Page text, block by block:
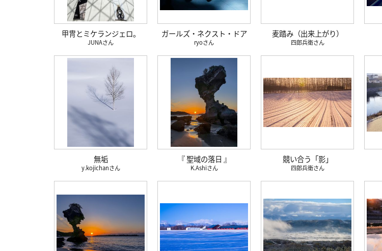
甲冑とミケランジェロ。
JUNA
ガールズ・ネクスト・ドア
ryo
麦踏み（出来上がり）
四郎兵衛
無垢
y.kojichan
『 聖域の落日 』
K.Ashi
競い合う「影」
四郎兵衛